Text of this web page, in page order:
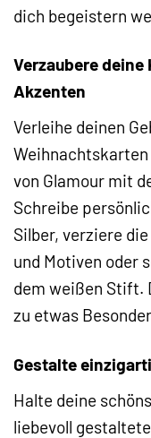
dich begeistern
Verzaubere
Akzenten
Verleihe deinen
von Glamour mit
Schreibe
Silber, verziere
und Motiven oder
dem weißen Stift.
zu etwas
Gestalte
Halte deine
liebevoll